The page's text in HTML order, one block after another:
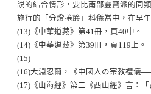
說的結合情形，要比南部靈寶派的同
施行的「分燈捲簾」科儀當中，在早
(13) 《中華道藏》第41冊，頁40中。
(14) 《中華道藏》第39冊，頁119上。
(15)
(16)大淵忍爾，《中國人の宗教禮儀
(17) 《山海經》第二《西山經》言：